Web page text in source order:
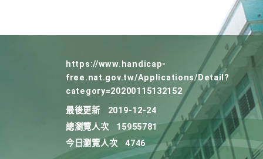
https://www.handicap-
free.nat.gov.tw/Applications/Detail?
category=20200115132152
最後更新
2019-12-24
總瀏覽人次
15955781
今日瀏覽人次
4746